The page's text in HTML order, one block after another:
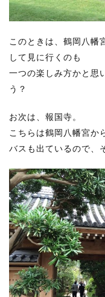
このときは、鶴岡八幡
して見に行くのも
一つの楽しみ方かと思
う？
お次は、報国寺。
こちらは鶴岡八幡宮か
バスも出ているので、